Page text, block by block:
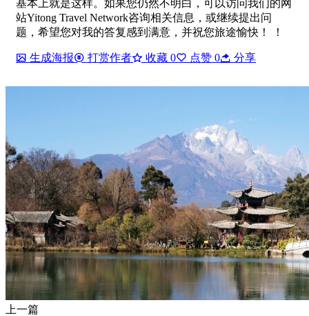
基本上就是这样。如果您仍然不明白，可以访问我们的网
站Yitong Travel Network咨询相关信息，或继续提出问
题，希望您对我的答复感到满意，并祝您旅途愉快！ ！
生成海报 打赏作者 收藏 0 点赞 0 分享
上一篇